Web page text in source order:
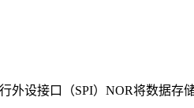
外设接口（SPI）NOR将数据存